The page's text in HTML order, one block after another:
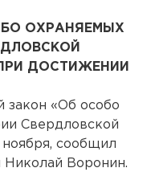
ОХРАНЯЕМЫХ
ДОСТИЖЕНИИ
«Об особо
Свердловской
сообщил
Николай Воронин.